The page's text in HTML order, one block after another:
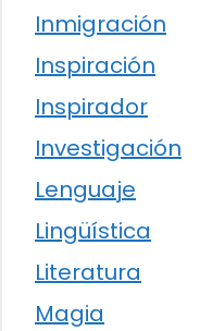
Inmigración
Inspiración
Inspirador
Investigación
Lenguaje
Lingüística
Literatura
Magia